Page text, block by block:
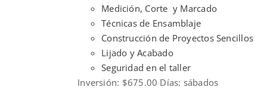
Medición, Corte y Marcado
Técnicas de Ensamblaje
Construcción de Proyectos Sencillos
Lijado y Acabado
Seguridad en el taller
Inversión: $675.00 Días: sábados